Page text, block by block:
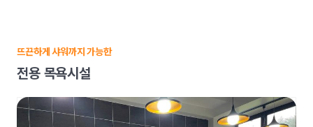
뜨끈하게 샤워까지 가능한
전용 목욕시설